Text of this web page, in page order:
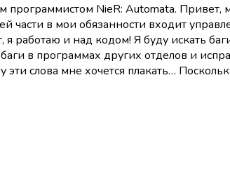
программистом NieR: Automata.
части в мои обязанности входит
работаю и над кодом! Я буду искать
в программах других отделов и
слова мне хочется плакать…